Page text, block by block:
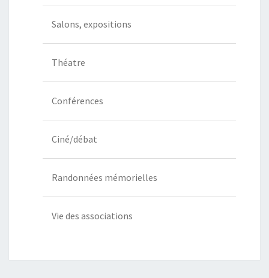
Salons, expositions
Théatre
Conférences
Ciné/débat
Randonnées mémorielles
Vie des associations